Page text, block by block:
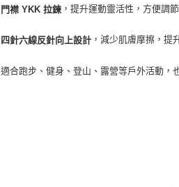
門襟 YKK 拉鍊 ，提升運動靈活性，方便調
四針六線反針向上設計 ，減少肌膚摩擦，提
適合跑步、健身、登山、露營等戶外活動，